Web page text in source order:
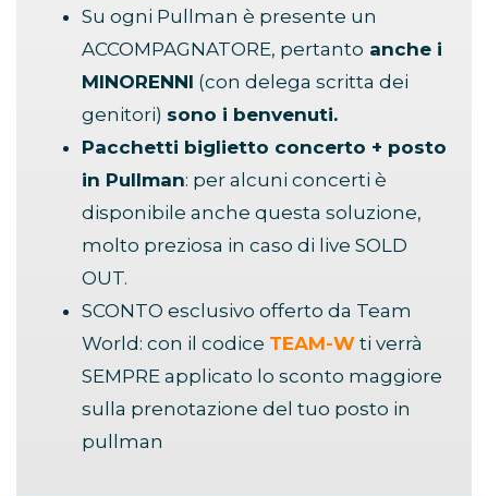
Su ogni Pullman è presente un
ACCOMPAGNATORE, pertanto anche i
MINORENNI (con delega scritta dei
genitori) sono i benvenuti.
Pacchetti biglietto concerto + posto
in Pullman: per alcuni concerti è
disponibile anche questa soluzione,
molto preziosa in caso di live SOLD
OUT.
SCONTO esclusivo offerto da Team
World: con il codice TEAM-W ti verrà
SEMPRE applicato lo sconto maggiore
sulla prenotazione del tuo posto in
pullman